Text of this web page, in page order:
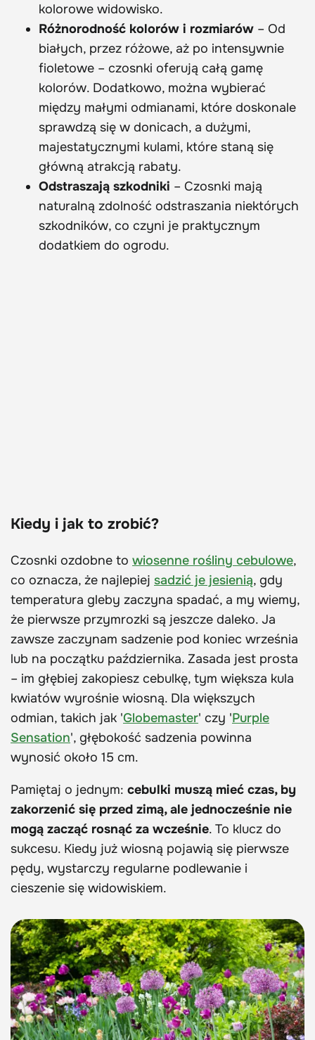
kolorowe widowisko.
Różnorodność kolorów i rozmiarów – Od
białych, przez różowe, aż po intensywnie
fioletowe – czosnki oferują całą gamę
kolorów. Dodatkowo, można wybierać
między małymi odmianami, które doskonale
sprawdzą się w donicach, a dużymi,
majestatycznymi kulami, które staną się
główną atrakcją rabaty.
Odstraszają szkodniki – Czosnki mają
naturalną zdolność odstraszania niektórych
szkodników, co czyni je praktycznym
dodatkiem do ogrodu.
Kiedy i jak to zrobić?
Czosnki ozdobne to wiosenne rośliny cebulowe,
co oznacza, że najlepiej sadzić je jesienią, gdy
temperatura gleby zaczyna spadać, a my wiemy,
że pierwsze przymrozki są jeszcze daleko. Ja
zawsze zaczynam sadzenie pod koniec września
lub na początku października. Zasada jest prosta
– im głębiej zakopiesz cebulkę, tym większa kula
kwiatów wyrośnie wiosną. Dla większych
odmian, takich jak 'Globemaster' czy 'Purple
Sensation', głębokość sadzenia powinna
wynosić około 15 cm.
Pamiętaj o jednym: cebulki muszą mieć czas, by
zakorzenić się przed zimą, ale jednocześnie nie
mogą zacząć rosnąć za wcześnie. To klucz do
sukcesu. Kiedy już wiosną pojawią się pierwsze
pędy, wystarczy regularne podlewanie i
cieszenie się widowiskiem.